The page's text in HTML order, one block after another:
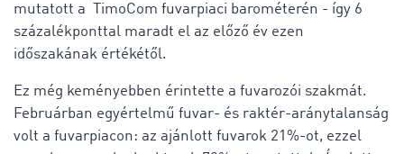
mutatott a TimoCom fuvarpiaci barométerén - így 6
százalékponttal maradt el az előző év ezen
időszakának értékétől.
Ez még keményebben érintette a fuvarozói szakmát.
Februárban egyértelmű fuvar- és raktér-aránytalanság
volt a fuvarpiacon: az ajánlott fuvarok 21%-ot, ezzel